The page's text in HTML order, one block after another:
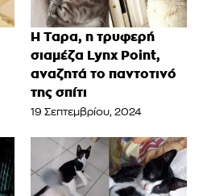
Η Ταρα, η τρυφερή
σιαμέζα Lynx Point,
αναζητά το παντοτινό
της σπίτι
19 Σεπτεμβρίου, 2024